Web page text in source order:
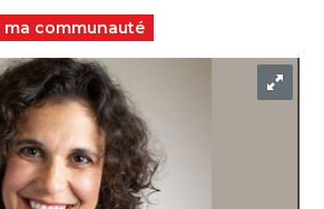
ma communauté